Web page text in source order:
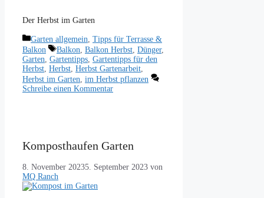
Der Herbst im Garten
Kategorien
Garten allgemein, Tipps für Terrasse &
Balkon
Schlagwörter
Balkon, Balkon Herbst, Dünger,
Garten, Gartentipps, Gartentipps für den
Herbst, Herbst, Herbst Gartenarbeit,
Herbst im Garten, im Herbst pflanzen
Schreibe einen Kommentar
Komposthaufen Garten
8. November 20235. September 2023 von
MQ Ranch